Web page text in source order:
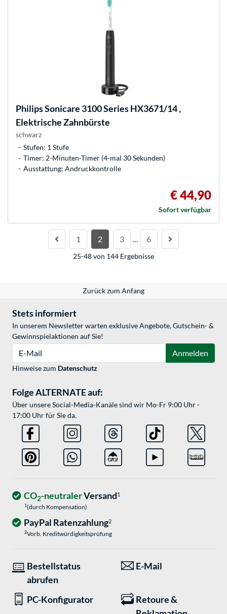
PhilipsSonicare 3100 Series HX3671/14 ,
Elektrische Zahnbürste
schwarz
Stufen: 1 Stufe
Timer: 2-Minuten-Timer (4-mal 30 Sekunden)
Ausstattung: Andruckkontrolle
€ 44,90
Sofort verfügbar
1 2 3 … 6
25-48 von 144 Ergebnisse
Zurück zum Anfang
Stets informiert
In unserem Newsletter warten exklusive Angebote, Gutschein- &
Gewinnspielaktionen auf Sie!
Anmelden
Hinweise zum Datenschutz
Folge ALTERNATE auf:
Über unsere Social-Media-Kanäle sind wir Mo-Fr 9:00 Uhr -
17:00 Uhr für Sie da.
CO2-neutralerVersand1
1(durch Kompensation)
PayPal Ratenzahlung2
2Vorb. Kreditwürdigkeitsprüfung
Bestellstatus
abrufen
E-Mail
PC-Konfigurator
Retoure &